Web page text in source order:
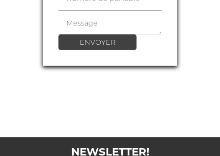
ENVOYER
NEWSLETTER!